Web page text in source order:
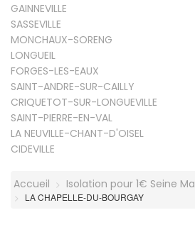
GAINNEVILLE
SASSEVILLE
MONCHAUX-SORENG
LONGUEIL
FORGES-LES-EAUX
SAINT-ANDRE-SUR-CAILLY
CRIQUETOT-SUR-LONGUEVILLE
SAINT-PIERRE-EN-VAL
LA NEUVILLE-CHANT-D'OISEL
CIDEVILLE
Accueil Isolation pour 1€ Seine
LA CHAPELLE-DU-BOURGAY